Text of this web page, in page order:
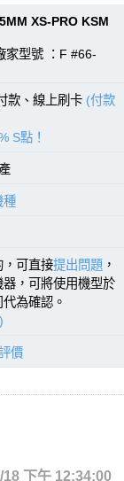
XS-PRO KSM
型號 ：F #66-
款、線上刷卡 (付款
S點！
種
，可直接提出問題 ，
，可將使用機型於
為確認。
價
下午 12:34:00